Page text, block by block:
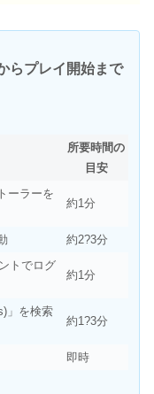
らプレイ開始まで
所要時間の
目安
ーラーを
約1分
約2?3分
トでログ
約1分
」を検索
約1?3分
即時